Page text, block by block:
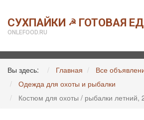
СУХПАЙКИ ☭ ГОТОВАЯ
ONLEFOOD.RU
Вы здесь: Главная
Все
Одежда для охоты и рыбалки
Костюм для охоты / рыбалки летний,